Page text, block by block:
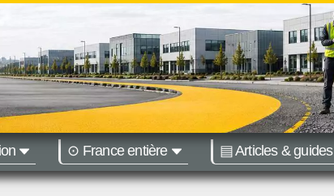
⊙ France entière ▤ Articles & guides